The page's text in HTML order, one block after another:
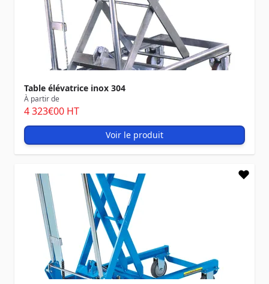
Table élévatrice inox 304
À partir de
4 323€00 HT
Voir le produit